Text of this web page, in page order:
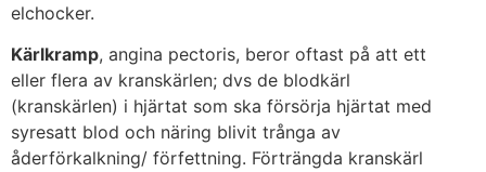
elchocker.
Kärlkramp, angina pectoris, beror oftast på att ett
eller flera av kranskärlen; dvs de blodkärl
(kranskärlen) i hjärtat som ska försörja hjärtat med
syresatt blod och näring blivit trånga av
åderförkalkning/ förfettning. Förträngda kranskärl